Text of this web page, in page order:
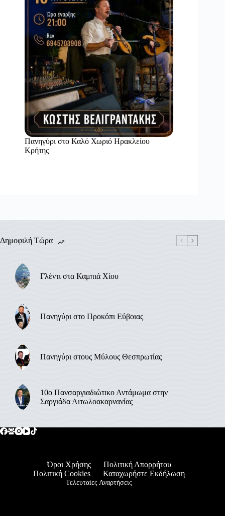
Πανηγύρι στο Καλό Χωριό Ηρακλείου
Κρήτης
Δημοφιλή Τώρα
Γλέντι στα Καμπιά Χίου
Πανηγύρι στο Προκόπι Εύβοιας
Πανηγύρι στους Μύλους Θεσπρωτίας
10ο Πανσαργιαδιώτικο Αντάμωμα στην
Σαργιάδα Αιτωλοακαρνανίας
Όροι Χρήσης
Πολιτική Απορρήτου
Πολιτική Cookies
Καταχωρήστε Εκδήλωση
Τελευταίες Αναρτήσεις